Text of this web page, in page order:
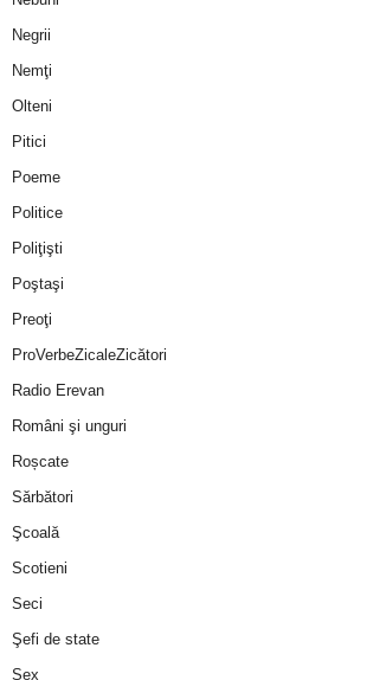
Negrii
Nemţi
Olteni
Pitici
Poeme
Politice
Poliţişti
Poştaşi
Preoţi
ProVerbeZicaleZicători
Radio Erevan
Români şi unguri
Roșcate
Sărbători
Şcoală
Scotieni
Seci
Şefi de state
Sex